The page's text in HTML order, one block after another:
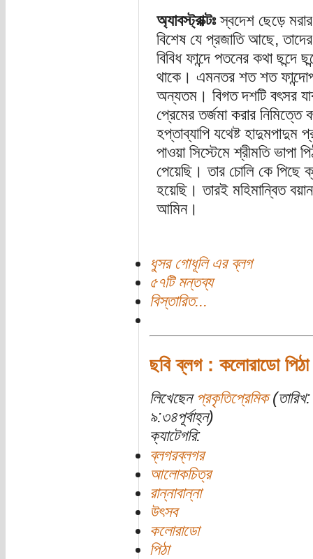
অ্যাবস্ট্রাক্টঃস্বদেশ ছেড়ে
বিশেষ যে প্রজাতি আছে, তাদের
বিবিধ ফান্দে পতনের কথা ছন্দে
থাকে। এমনতর শত শত
অন্যতম। বিগত দশটি বৎসর
প্রেমের তর্জমা করার
হপ্তাব্যাপি যথেষ্ট হাদুমপাদুম
পাওয়া সিস্টেমে শ্রীমতি ভাপা
পেয়েছি। তার চোলি কে পিছে
হয়েছি। তারই মহিমান্বিত
আমিন।
ধুসর গোধূলি এর ব্লগ
৫৭টি মন্তব্য
বিস্তারিত...
ছবি ব্লগ : কলোরাডো
লিখেছেন প্রকৃতিপ্রেমিক
৯:৩৪পূর্বাহ্ন)
ক্যাটেগরি:
ব্লগরব্লগর
আলোকচিত্র
রান্নাবান্না
উৎসব
কলোরাডো
পিঠা